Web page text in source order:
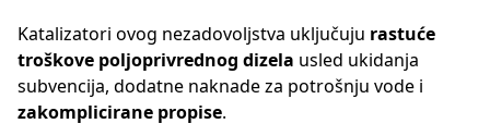
Katalizatori ovog nezadovoljstva uključuju rastuće
troškove poljoprivrednog dizela usled ukidanja
subvencija, dodatne naknade za potrošnju vode i
zakomplicirane propise.